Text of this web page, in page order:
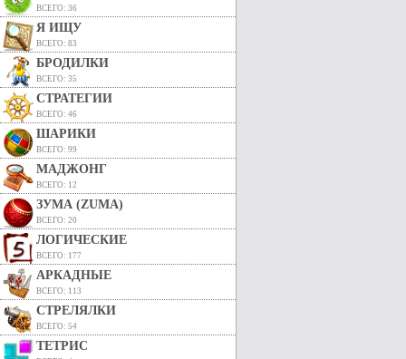
ВСЕГО: 36
Я ИЩУ
ВСЕГО: 83
БРОДИЛКИ
ВСЕГО: 35
СТРАТЕГИИ
ВСЕГО: 46
ШАРИКИ
ВСЕГО: 99
МАДЖОНГ
ВСЕГО: 12
ЗУМА (ZUMA)
ВСЕГО: 20
ЛОГИЧЕСКИЕ
ВСЕГО: 177
АРКАДНЫЕ
ВСЕГО: 113
СТРЕЛЯЛКИ
ВСЕГО: 54
ТЕТРИС